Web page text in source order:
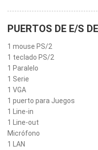
PUERTOS DE E/S
1 mouse PS/2
1 teclado PS/2
1 Paralelo
1 Serie
1 VGA
1 puerto para Juegos
1 Line-in
1 Line-out
Micrófono
1 LAN